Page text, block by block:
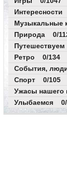
Природа 0/
Ретро 0/134
События,
Спорт 0/105
Ужасы
Улыбаемся 0/